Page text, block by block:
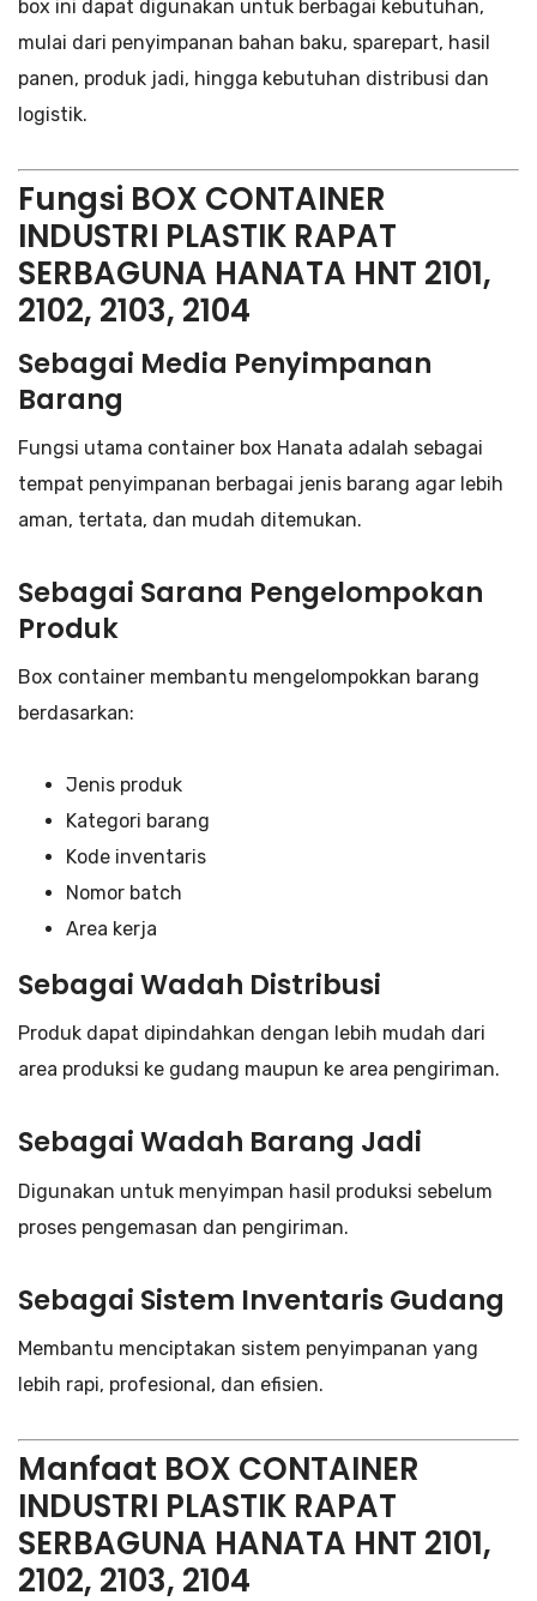
box ini dapat digunakan untuk berbagai kebutuhan,
mulai dari penyimpanan bahan baku, sparepart, hasil
panen, produk jadi, hingga kebutuhan distribusi dan
logistik.
Fungsi BOX CONTAINER
INDUSTRI PLASTIK RAPAT
SERBAGUNA HANATA HNT 2101,
2102, 2103, 2104
Sebagai Media Penyimpanan
Barang
Fungsi utama container box Hanata adalah sebagai
tempat penyimpanan berbagai jenis barang agar lebih
aman, tertata, dan mudah ditemukan.
Sebagai Sarana Pengelompokan
Produk
Box container membantu mengelompokkan barang
berdasarkan:
Jenis produk
Kategori barang
Kode inventaris
Nomor batch
Area kerja
Sebagai Wadah Distribusi
Produk dapat dipindahkan dengan lebih mudah dari
area produksi ke gudang maupun ke area pengiriman.
Sebagai Wadah Barang Jadi
Digunakan untuk menyimpan hasil produksi sebelum
proses pengemasan dan pengiriman.
Sebagai Sistem Inventaris Gudang
Membantu menciptakan sistem penyimpanan yang
lebih rapi, profesional, dan efisien.
Manfaat BOX CONTAINER
INDUSTRI PLASTIK RAPAT
SERBAGUNA HANATA HNT 2101,
2102, 2103, 2104